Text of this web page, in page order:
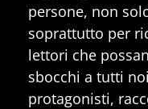
persone, non
soprattutto per
lettori che
sbocchi a tutti
protagonisti,